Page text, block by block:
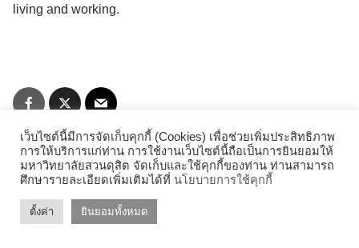
ปรัชญา วิสัยทัศน์ พันธกิจ
ระบบและสิ่งอำนวยความสะดวก สนับสนุนการศึกษา
รายงานจำนวนนักศึกษาต่างชาติ
รายงานจำนวนนักศึกษาบกพร่อง
living and working.
©2026 REGIS.DUSIT.AC.TH. ALL RIGHTS RESERVED.
เว็บไซต์นี้มีการจัดเก็บคุกกี้ (Cookies) เพื่อช่วยเพิ่มประสิทธิภาพ
การให้บริการแก่ท่าน การใช้งานเว็บไซต์นี้ถือเป็นการยินยอมให้
มหาวิทยาลัยสวนดุสิต จัดเก็บและใช้คุกกี้ของท่าน ท่านสามารถ
ศึกษารายละเอียดเพิ่มเติมได้ที่ นโยบายการใช้คุกกี้
ตั้งค่า ยินยอมทั้งหมด